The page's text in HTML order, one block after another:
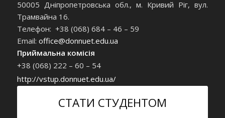
50005 Дніпропетровська обл., м. Кривий Ріг, вул.
Трамвайна 16.
Телефон: +38 (068) 684 – 46 – 59
Email: office@donnuet.edu.ua
Приймальна комісія
+38 (068) 222 – 60 – 54
http://vstup.donnuet.edu.ua/
СТАТИ СТУДЕНТОМ